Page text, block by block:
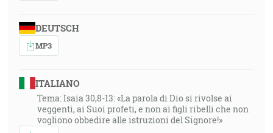
DEUTSCH
MP3
ITALIANO
Tema: Isaia 30,8-13: «La parola di Dio si rivolse ai
veggenti, ai Suoi profeti, e non ai figli ribelli che non
vogliono obbedire alle istruzioni del Signore!»